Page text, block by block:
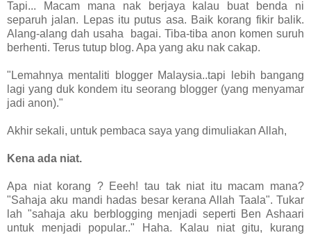
Tapi... Macam mana nak berjaya kalau buat benda ni
separuh jalan. Lepas itu putus asa. Baik korang fikir balik.
Alang-alang dah usaha bagai. Tiba-tiba anon komen suruh
berhenti. Terus tutup blog. Apa yang aku nak cakap.
"Lemahnya mentaliti blogger Malaysia..tapi lebih bangang
lagi yang duk kondem itu seorang blogger (yang menyamar
jadi anon)."
Akhir sekali, untuk pembaca saya yang dimuliakan Allah,
Kena ada niat.
Apa niat korang ? Eeeh! tau tak niat itu macam mana?
"Sahaja aku mandi hadas besar kerana Allah Taala". Tukar
lah "sahaja aku berblogging menjadi seperti Ben Ashaari
untuk menjadi popular.." Haha. Kalau niat gitu, kurang